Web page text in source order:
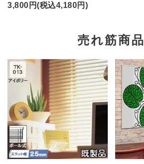
3,800円(税込4,180円)
売れ筋商品